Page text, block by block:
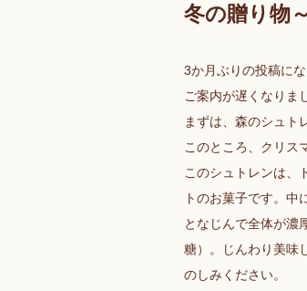
冬の贈り物
3か月ぶりの投稿にな
ご案内が遅くなりま
まずは、森のシュト
このところ、クリス
このシュトレンは、
トのお菓子です。
となじんで全体が濃
糖）。じんわり美味
のしみください。